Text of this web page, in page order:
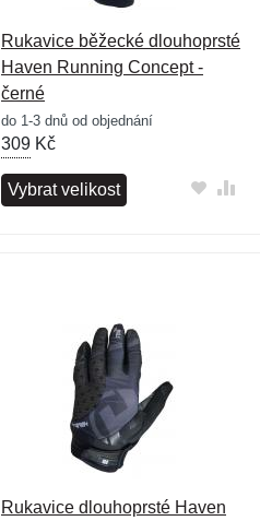
Rukavice běžecké dlouhoprsté
Haven Running Concept -
černé
do 1-3 dnů od objednání
309Kč
Vybrat velikost
Rukavice dlouhoprsté Haven